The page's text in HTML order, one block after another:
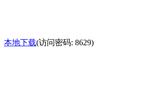
本地下载(访问密码: 8629)